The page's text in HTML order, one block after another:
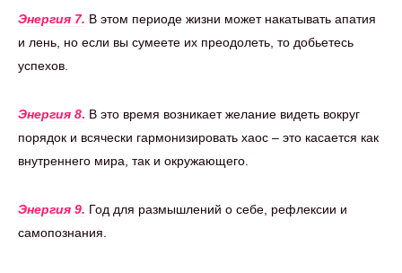
Энергия 7. В этом периоде жизни может накатывать апатия
и лень, но если вы сумеете их преодолеть, то добьетесь
успехов.
Энергия 8. В это время возникает желание видеть вокруг
порядок и всячески гармонизировать хаос – это касается как
внутреннего мира, так и окружающего.
Энергия 9. Год для размышлений о себе, рефлексии и
самопознания.